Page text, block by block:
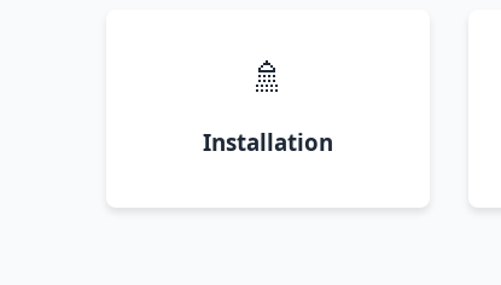
🚿
Installation